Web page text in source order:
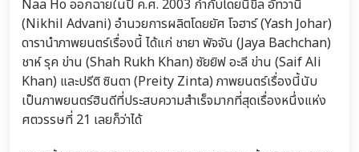
Naa Ho ออกฉายในปี ค.ศ. 2003 กำกับโดยนิขิล อัทวานี
(Nikhil Advani) อำนวยการผลิตโดยยัศ โจฮาร์ (Yash Johar)
ดารานำภาพยนตร์เรื่องนี้ ได้แก่ ชายา พัจจัน (Jaya Bachchan)
ชาห์ รุค ข่าน (Shah Rukh Khan) ซัยยิฟ อะลี ข่าน (Saif Ali
Khan) และปรีติ ซินตา (Preity Zinta) ภาพยนตร์เรื่องนี้นับ
เป็นภาพยนตร์ฮินดีที่ประสบความสำเร็จมากที่สุดเรื่องหนึ่งแห่ง
ศตวรรษที่ 21 เลยก็ว่าได้